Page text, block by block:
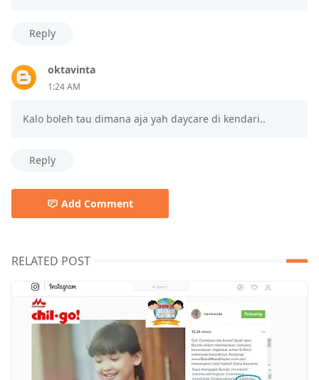
Reply
oktavinta
1:24 AM
Kalo boleh tau dimana aja yah daycare di kendari..
Reply
Add Comment
RELATED POST